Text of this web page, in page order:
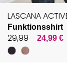
LASCANA
Funktionsshirt
29,99 24,99 €